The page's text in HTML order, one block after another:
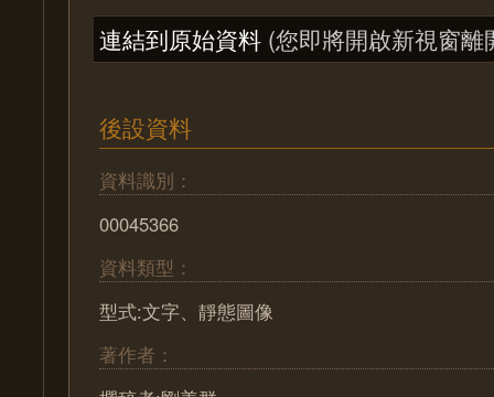
連結到原始資料 (您即將開啟新視窗離
後設資料
資料識別：
00045366
資料類型：
型式:文字、靜態圖像
著作者：